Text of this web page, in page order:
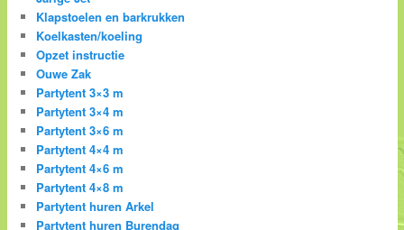
Klapstoelen en barkrukken
Koelkasten/koeling
Opzet instructie
Ouwe Zak
Partytent 3×3 m
Partytent 3×4 m
Partytent 3×6 m
Partytent 4×4 m
Partytent 4×6 m
Partytent 4×8 m
Partytent huren Arkel
Partytent huren Burendag